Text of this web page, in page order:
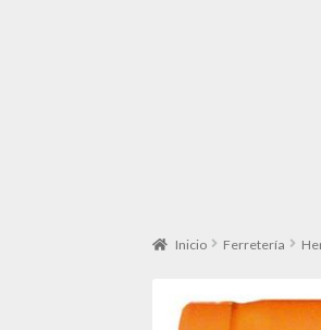
Inicio Ferretería